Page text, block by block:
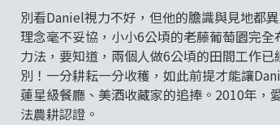
別看Daniel視力不好，但他的膽識與見地都
理念毫不妥協，小小6公頃的老藤葡萄園完
力法，要知道，兩個人做6公頃的田間工作
別！一分耕耘一分收穫，如此前提才能讓
蓮星級餐廳、美酒收藏家的追捧。2010年，
法農耕認證。